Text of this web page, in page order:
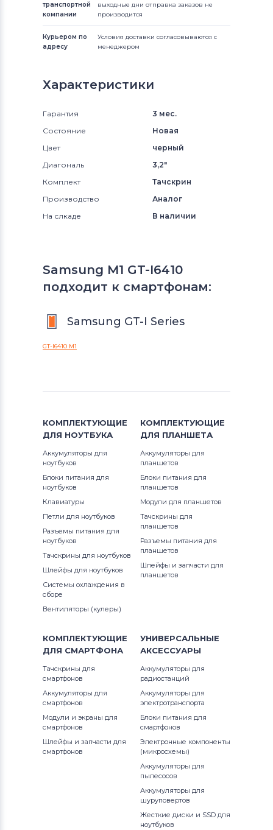
транспортной
компании
выходные дни отправка заказов не
производится
Курьером по
адресу
Условия доставки согласовываются с
менеджером
Характеристики
Гарантия
3 мес.
Состояние
Новая
Цвет
черный
Диагональ
3,2"
Комплект
Тачскрин
Производство
Аналог
На слкаде
В наличии
Samsung M1 GT-I6410
подходит к смартфонам:
Samsung GT-I Series
GT-I6410 M1
КОМПЛЕКТУЮЩИЕ
ДЛЯ НОУТБУКА
Аккумуляторы для
ноутбуков
Блоки питания для
ноутбуков
Клавиатуры
Петли для ноутбуков
Разъемы питания для
ноутбуков
Тачскрины для ноутбуков
Шлейфы для ноутбуков
Системы охлаждения в
сборе
Вентиляторы (кулеры)
КОМПЛЕКТУЮЩИЕ
ДЛЯ ПЛАНШЕТА
Аккумуляторы для
планшетов
Блоки питания для
планшетов
Модули для планшетов
Тачскрины для
планшетов
Разъемы питания для
планшетов
Шлейфы и запчасти для
планшетов
КОМПЛЕКТУЮЩИЕ
ДЛЯ СМАРТФОНА
Тачскрины для
смартфонов
Аккумуляторы для
смартфонов
Модули и экраны для
смартфонов
Шлейфы и запчасти для
смартфонов
УНИВЕРСАЛЬНЫЕ
АКСЕССУАРЫ
Аккумуляторы для
радиостанций
Аккумуляторы для
электротранспорта
Блоки питания для
смартфонов
Электронные компоненты
(микросхемы)
Аккумуляторы для
пылесосов
Аккумуляторы для
шуруповертов
Жесткие диски и SSD для
ноутбуков